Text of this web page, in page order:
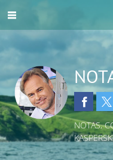
NOTAS,